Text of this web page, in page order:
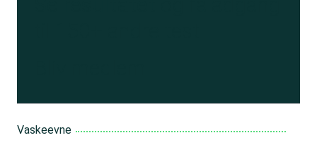
Vaskeevne